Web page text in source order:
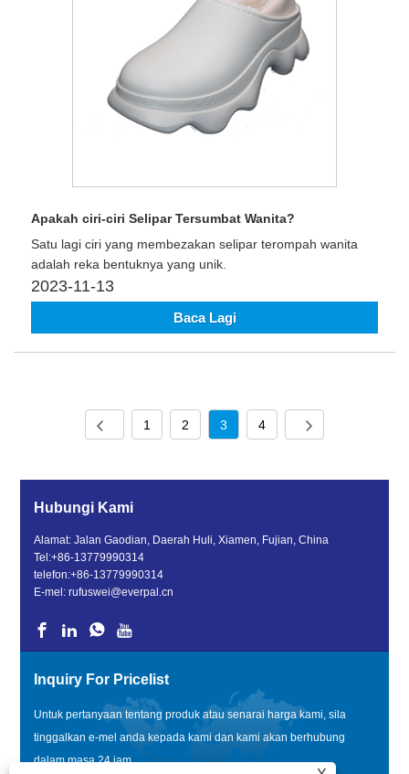
Apakah ciri-ciri Selipar Tersumbat Wanita?
Satu lagi ciri yang membezakan selipar terompah wanita
adalah reka bentuknya yang unik.
2023-11-13
Baca Lagi
1 2 3 4
Hubungi Kami
Alamat: Jalan Gaodian, Daerah Huli, Xiamen, Fujian, China
Tel:+86-13779990314
telefon:+86-13779990314
E-mel:rufuswei@everpal.cn
Inquiry For Pricelist
Untuk pertanyaan tentang produk atau senarai harga kami, sila
tinggalkan e-mel anda kepada kami dan kami akan berhubung
dalam masa 24 jam.